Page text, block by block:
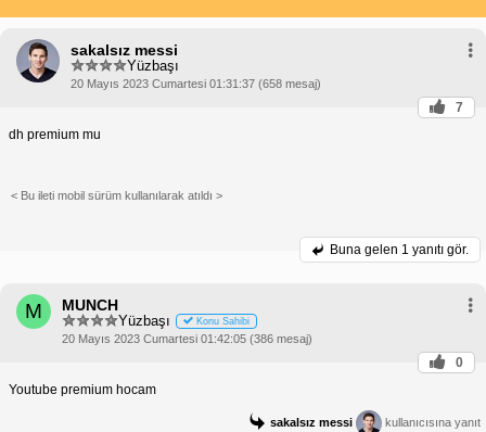
sakalsız messi
Yüzbaşı
20 Mayıs 2023 Cumartesi 01:31:37 (658 mesaj)
7
dh premium mu
< Bu ileti mobil sürüm kullanılarak atıldı >
Buna gelen 1 yanıtı gör.
M MUNCH
Yüzbaşı Konu Sahibi
20 Mayıs 2023 Cumartesi 01:42:05 (386 mesaj)
0
Youtube premium hocam
sakalsız messi kullanıcısına yanıt